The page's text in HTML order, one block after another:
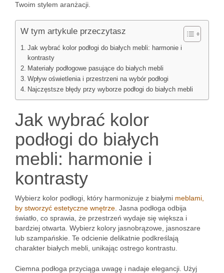
Twoim stylem aranżacji.
W tym artykule przeczytasz
Jak wybrać kolor podłogi do białych mebli: harmonie i
kontrasty
Materiały podłogowe pasujące do białych mebli
Wpływ oświetlenia i przestrzeni na wybór podłogi
Najczęstsze błędy przy wyborze podłogi do białych mebli
Jak wybrać kolor
podłogi do białych
mebli: harmonie i
kontrasty
Wybierz kolor podłogi, który harmonizuje z białymi meblami,
by stworzyć estetyczne wnętrze . Jasna podłoga odbija
światło, co sprawia, że przestrzeń wydaje się większa i
bardziej otwarta. Wybierz kolory jasnobrązowe, jasnoszare
lub szampańskie. Te odcienie delikatnie podkreślają
charakter białych mebli, unikając ostrego kontrastu.
Ciemna podłoga przyciąga uwagę i nadaje elegancji. Użyj